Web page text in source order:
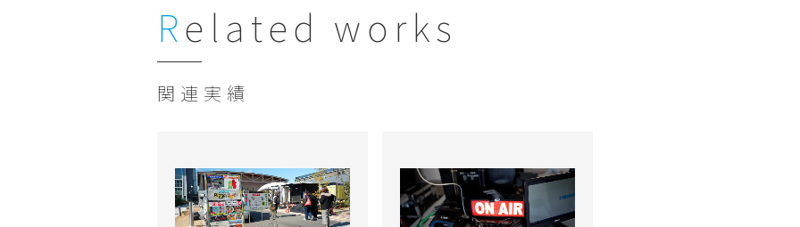
Related works
関連実績